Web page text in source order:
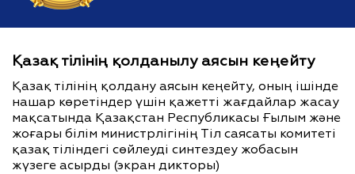
Қазақ тілінің қолданылу аясын кеңейту
Қазақ тілінің қолдану аясын кеңейту, оның ішінде
нашар көретіндер үшін қажетті жағдайлар жасау
мақсатында Қазақстан Республикасы Ғылым және
жоғары білім министрлігінің Тіл саясаты комитеті
қазақ тіліндегі сөйлеуді синтездеу жобасын
жүзеге асырды (экран дикторы)